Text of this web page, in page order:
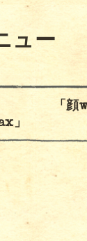
ュー
毛・
」